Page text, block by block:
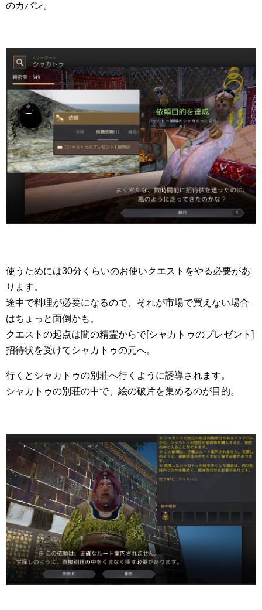
のカバン。
使うためには30分くらいのお使いクエストをやる必要があ
ります。
途中で料理が必要になるので、それが市場で買えない場合
はちょっと面倒かも。
クエストの起点は闇の精霊からで[シャカトゥのプレゼント]
招待状を受けてシャカトゥの元へ。
行くとシャカトゥの別荘へ行くように誘導されます。
シャカトゥの別荘の中で、絵の破片を集めるのが目的。